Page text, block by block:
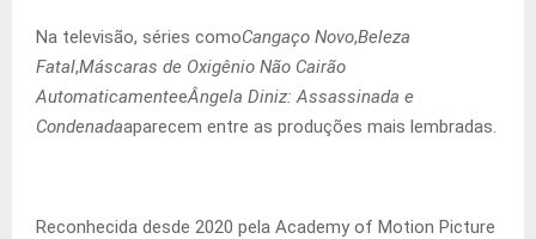
Na televisão, séries comoCangaço Novo,Beleza
Fatal,Máscaras de Oxigênio Não Cairão
AutomaticamenteeÂngela Diniz: Assassinada e
Condenadaaparecem entre as produções mais lembradas.
Reconhecida desde 2020 pela Academy of Motion Picture